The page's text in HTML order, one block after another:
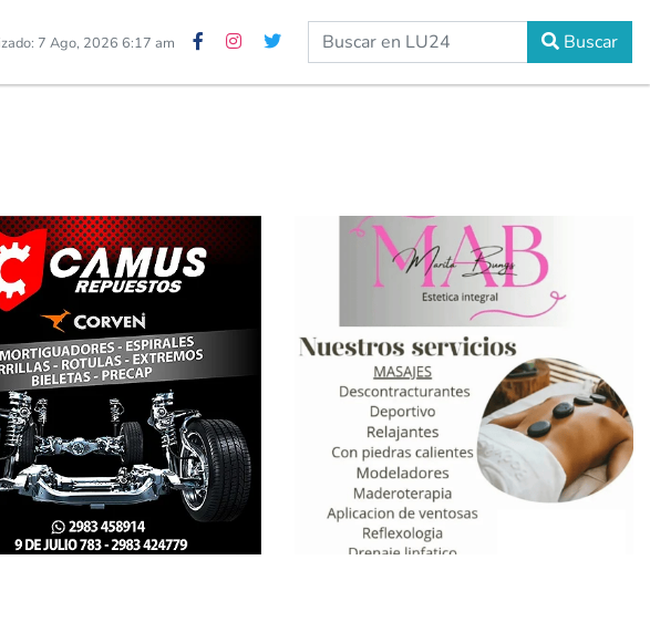
7 Ago, 2026 6:17 am Buscar